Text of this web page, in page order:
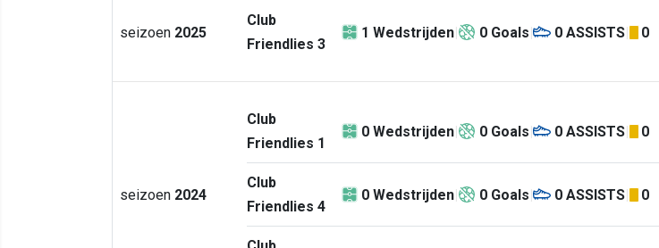
seizoen 2025
Club
Friendlies 3
1 Wedstrijden 0 Goals 0 ASSISTS 0
seizoen 2024
Club
Friendlies 1
0 Wedstrijden 0 Goals 0 ASSISTS 0
Club
Friendlies 4
0 Wedstrijden 0 Goals 0 ASSISTS 0